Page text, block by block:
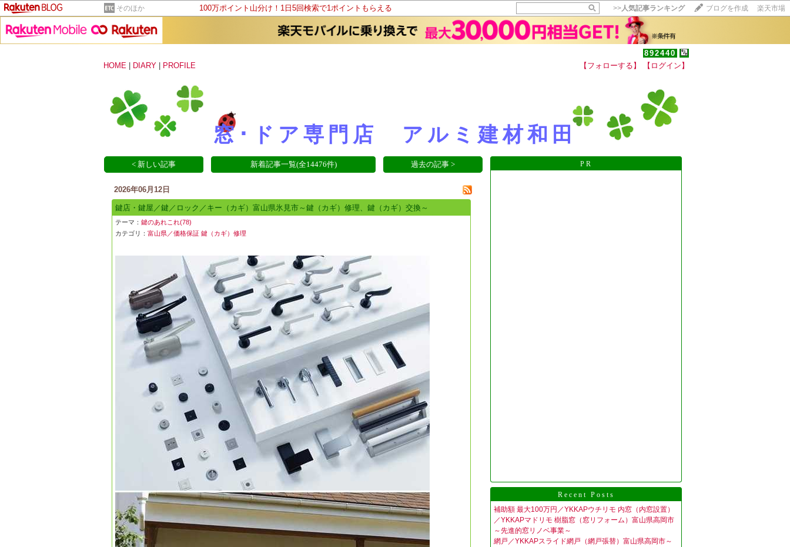
そのほか 100万ポイント山分け！1日5回検索で1ポイントもらえる >>人気記事ランキング ブログを作成 楽天市場
892440
HOME
DIARY PROFILE 【フォローする】 【ログイン】
窓･ドア専門店 アルミ建材和田
いいね!
< 新しい記事 新着記事一覧(全14476件) 過去の記事 >
2026年06月12日
鍵店・鍵屋／鍵／ロック／キー（カギ）富山県氷見市～鍵（カギ）修理、鍵（カギ）交換～
テーマ：鍵のあれこれ(78)
カテゴリ：富山県／価格保証 鍵（カギ）修理
PR
Recent Posts
補助額 最大100万円／YKKAPウチリモ 内窓（内窓設置）
／YKKAPマドリモ 樹脂窓（窓リフォーム）富山県高岡市
～先進的窓リノベ事業～
網戸／YKKAPスライド網戸（網戸張替）富山県高岡市～